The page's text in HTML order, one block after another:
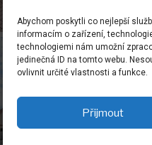
Abychom poskytli co nejlepší
informacím o zařízení,
technologiemi nám umožní
jedinečná ID na tomto webu.
ovlivnit určité vlastnosti a funkce.
Přijmout